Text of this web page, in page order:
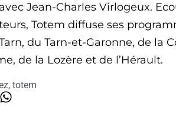
Jean-Charles Virlogeux.
Totem diffuse ses
du Tarn-et-Garonne, de la
de la Lozère et de l’Hérault.
, totem